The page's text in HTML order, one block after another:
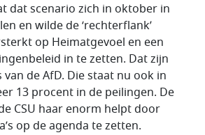
dat scenario zich in oktober in
en wilde de ‘rechterflank’
op Heimatgevoel en een
in te zetten. Dat zijn
van de AfD. Die staat nu ook in
13 procent in de peilingen. De
CSU haar enorm helpt door
op de agenda te zetten.